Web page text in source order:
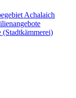
Achalaich
(Stadtkämmerei)